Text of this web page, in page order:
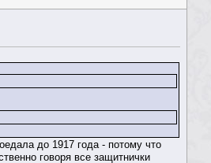
до 1917 года - потому что
говоря все защитнички